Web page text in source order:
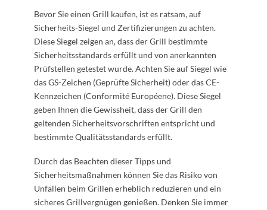
Bevor Sie einen Grill kaufen, ist es ratsam, auf
Sicherheits-Siegel und Zertifizierungen zu achten.
Diese Siegel zeigen an, dass der Grill bestimmte
Sicherheitsstandards erfüllt und von anerkannten
Prüfstellen getestet wurde. Achten Sie auf Siegel wie
das GS-Zeichen (Geprüfte Sicherheit) oder das CE-
Kennzeichen (Conformité Européene). Diese Siegel
geben Ihnen die Gewissheit, dass der Grill den
geltenden Sicherheitsvorschriften entspricht und
bestimmte Qualitätsstandards erfüllt.
Durch das Beachten dieser Tipps und
Sicherheitsmaßnahmen können Sie das Risiko von
Unfällen beim Grillen erheblich reduzieren und ein
sicheres Grillvergnügen genießen. Denken Sie immer